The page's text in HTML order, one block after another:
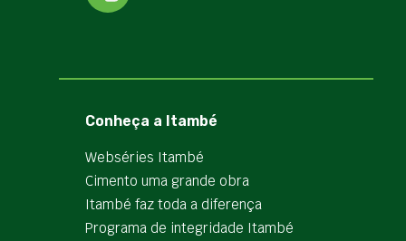
Conheça a Itambé
Webséries Itambé
Cimento uma grande obra
Itambé faz toda a diferença
Programa de integridade Itambé